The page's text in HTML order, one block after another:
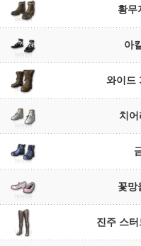
황무
아
와이드
치어
꽃망
진주 스